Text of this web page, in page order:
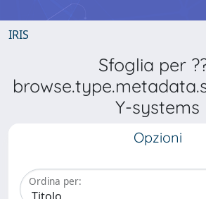
IRIS
Sfoglia per
Y-systems
Opzioni
Ordina per: